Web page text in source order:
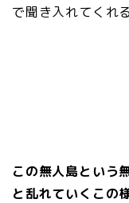
で聞き入れてくれ
この無人島という
と乱れていくこの